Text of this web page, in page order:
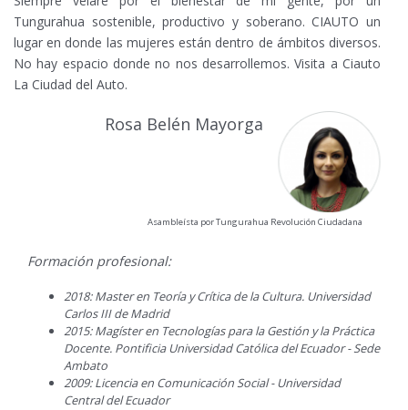
AGENDA
Tungurahua sostenible, productivo y soberano.CIAUTO un
lugar en donde las mujeres están dentro de ámbitos diversos.
No hay espacio donde no nos desarrollemos. Visita a Ciauto
La Ciudad del Auto.
Rosa Belén Mayorga
Asambleísta por Tungurahua Revolución Ciudadana
Formación profesional:
2018: Master en Teoría y Crítica de la Cultura. Universidad
Carlos III de Madrid
2015: Magíster en Tecnologías para la Gestión y la Práctica
Docente. Pontificia Universidad Católica del Ecuador - Sede
Ambato
2009: Licencia en Comunicación Social - Universidad
Central del Ecuador